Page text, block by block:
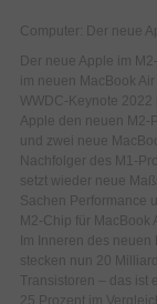
Der neue Apple im
im neuen MacBook Air
WWDC-Keynote 2022
Apple den neuen M2-
und zwei neue
Nachfolger des M1-
setzt wieder neue
Sachen Performance
M2-Chip für MacBook
Im Inneren des neuen
stecken nun 20
Transistoren – das ist
25 Prozent im